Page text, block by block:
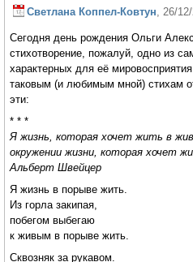
Светлана Коппел-Ковтун , 26/
Сегодня день рождения Ольги
стихотворение, пожалуй, одно из
характерных для её
таковым (и любимым мной) стихам
эти:
* * *
Я жизнь, которая хочет жить в
окружении жизни, которая хочет
Альберт Швейцер
Я жизнь в порыве жить.
Из горла закипая,
побегом выбегаю
к живым в порыве жить.
Сквозняк за рукавом.